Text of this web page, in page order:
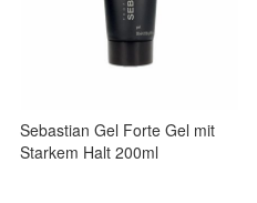
Sebastian Gel Forte Gel mit
Starkem Halt 200ml